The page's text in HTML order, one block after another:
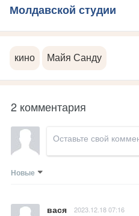
Молдавской студии
кино Майя Санду
2 комментария
Новые
вася 2023.12.18 07:16